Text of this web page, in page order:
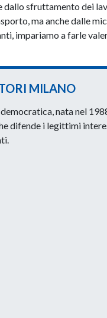
sfruttamento dei
ma anche dalle
impariamo a farle
MILANO
nata nel
difende i legittimi